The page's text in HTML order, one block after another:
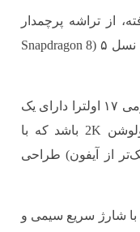
از تراشه پرچمدار
بعدی کوالکام یعنی اسنپدراگون ۸ الیت نسل ۵ (Snapdragon 8
در بخش نمایشگر، انتظار می‌رود شیائومی ۱۷ اولترا دارای یک
پنل LTPO OLED ۶.۸۵ اینچی با رزولوشن 2K باشد که با
از آیفون) طراحی
با شارژ سریع سیمی و